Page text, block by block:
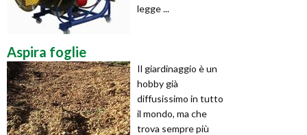
legge ...
Aspira foglie
Il giardinaggio è un
hobby già
diffusissimo in tutto
il mondo, ma che
trova sempre più